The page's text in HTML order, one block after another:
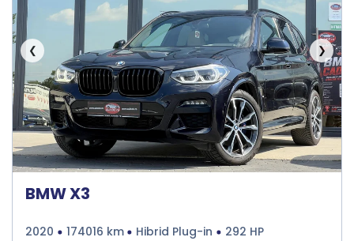
❮ ❯
BMW X3
2020 174016 km Hibrid Plug-in
292 HP